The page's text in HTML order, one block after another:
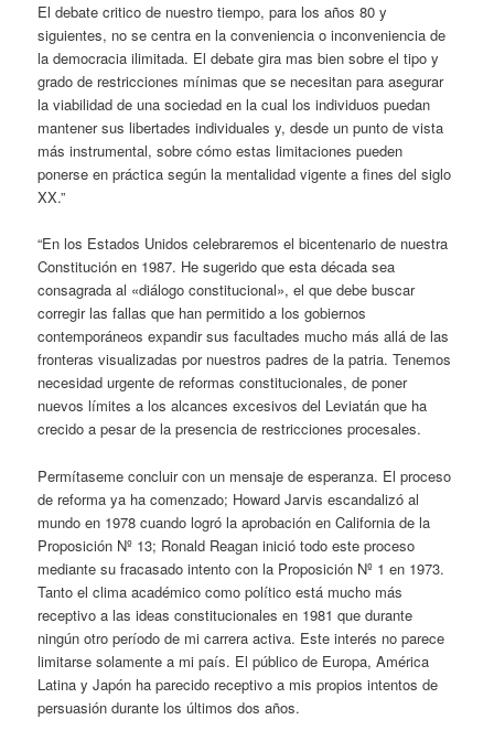
El debate critico de nuestro tiempo, para los años 80 y
siguientes, no se centra en la conveniencia o inconveniencia de
la democracia ilimitada. El debate gira mas bien sobre el tipo y
grado de restricciones mínimas que se necesitan para asegurar
la viabilidad de una sociedad en la cual los individuos puedan
mantener sus libertades individuales y, desde un punto de vista
más instrumental, sobre cómo estas limitaciones pueden
ponerse en práctica según la mentalidad vigente a fines del siglo
XX.”
“En los Estados Unidos celebraremos el bicentenario de nuestra
Constitución en 1987. He sugerido que esta década sea
consagrada al «diálogo constitucional», el que debe buscar
corregir las fallas que han permitido a los gobiernos
contemporáneos expandir sus facultades mucho más allá de las
fronteras visualizadas por nuestros padres de la patria. Tenemos
necesidad urgente de reformas constitucionales, de poner
nuevos límites a los alcances excesivos del Leviatán que ha
crecido a pesar de la presencia de restricciones procesales.
Permítaseme concluir con un mensaje de esperanza. El proceso
de reforma ya ha comenzado; Howard Jarvis escandalizó al
mundo en 1978 cuando logró la aprobación en California de la
Proposición Nº 13; Ronald Reagan inició todo este proceso
mediante su fracasado intento con la Proposición Nº 1 en 1973.
Tanto el clima académico como político está mucho más
receptivo a las ideas constitucionales en 1981 que durante
ningún otro período de mi carrera activa. Este interés no parece
limitarse solamente a mi país. El público de Europa, América
Latina y Japón ha parecido receptivo a mis propios intentos de
persuasión durante los últimos dos años.